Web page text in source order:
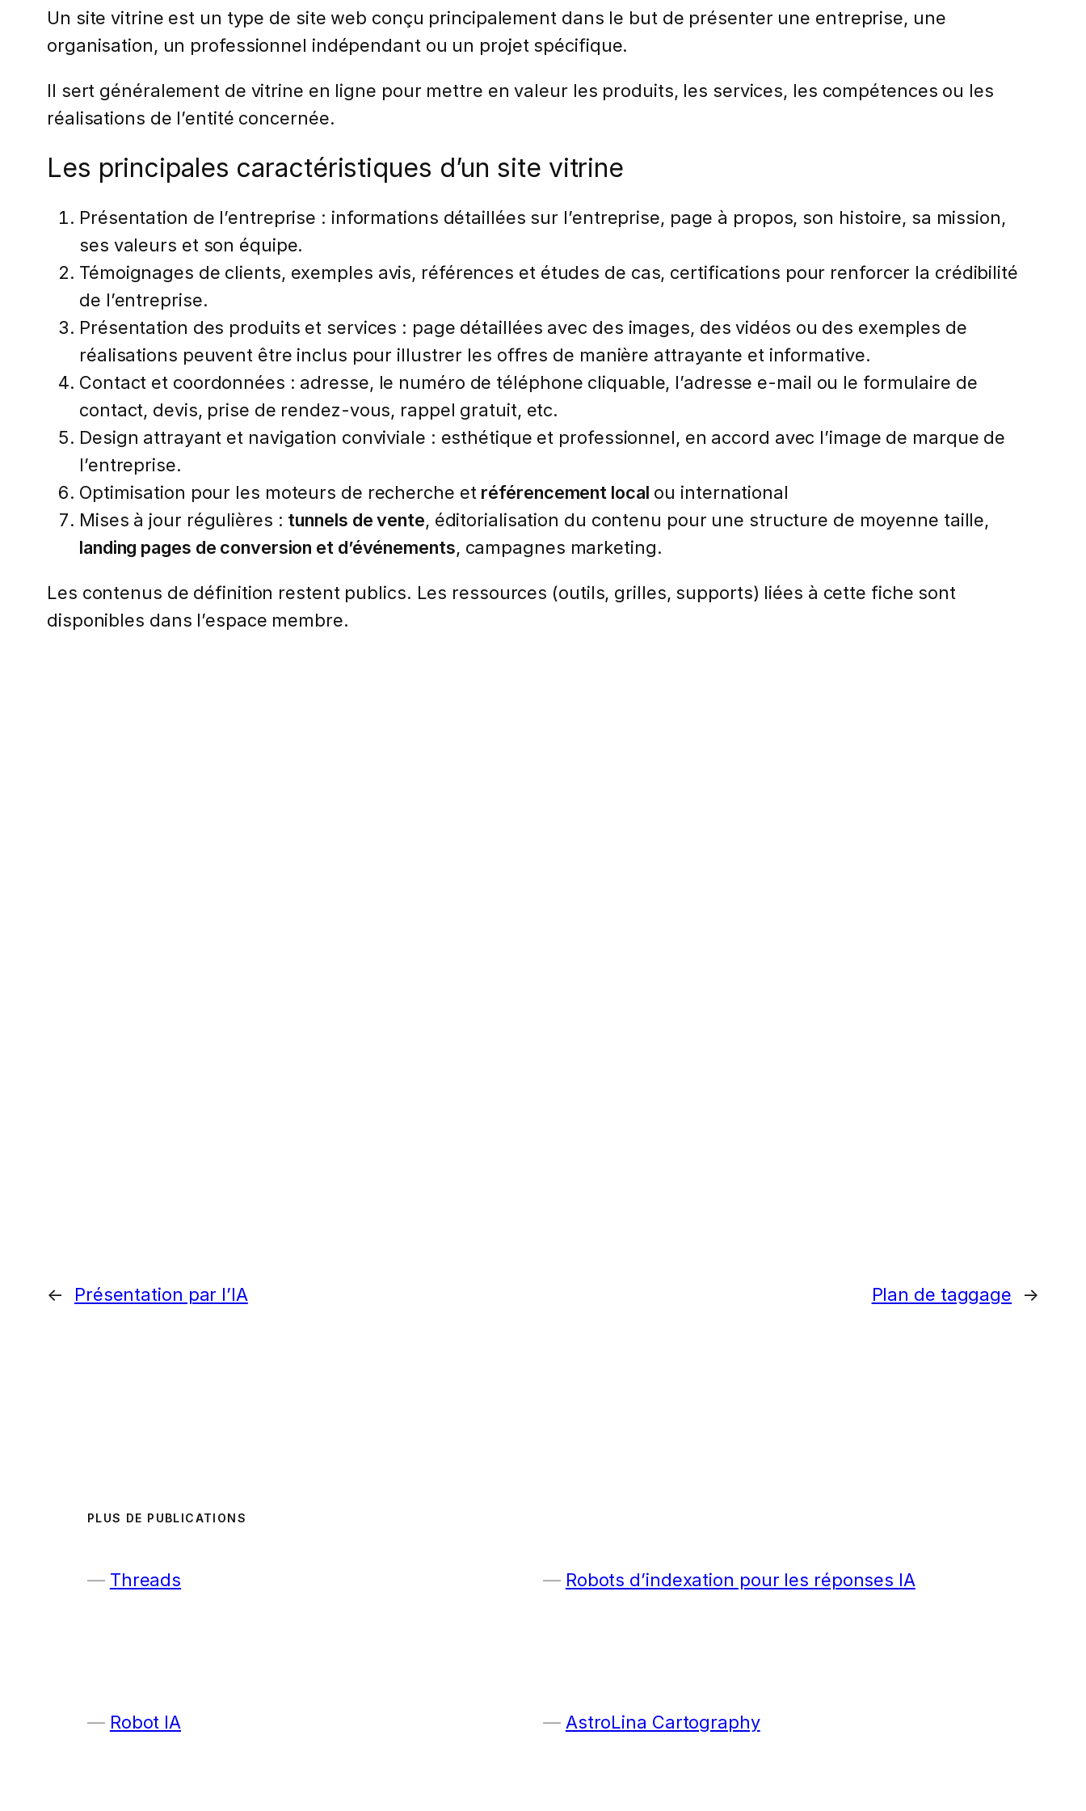
Un site vitrine est un type de site web conçu principalement dans le but de présenter une entreprise, une
organisation, un professionnel indépendant ou un projet spécifique.
Il sert généralement de vitrine en ligne pour mettre en valeur les produits, les services, les compétences ou les
réalisations de l’entité concernée.
Les principales caractéristiques d’un site vitrine
Présentation de l’entreprise : informations détaillées sur l’entreprise, page à propos, son histoire, sa mission,
ses valeurs et son équipe.
Témoignages de clients, exemples avis, références et études de cas, certifications pour renforcer la crédibilité
de l’entreprise.
Présentation des produits et services : page détaillées avec des images, des vidéos ou des exemples de
réalisations peuvent être inclus pour illustrer les offres de manière attrayante et informative.
Contact et coordonnées : adresse, le numéro de téléphone cliquable, l’adresse e-mail ou le formulaire de
contact, devis, prise de rendez-vous, rappel gratuit, etc.
Design attrayant et navigation conviviale : esthétique et professionnel, en accord avec l’image de marque de
l’entreprise.
Optimisation pour les moteurs de recherche et référencement local ou international
Mises à jour régulières : tunnels de vente, éditorialisation du contenu pour une structure de moyenne taille,
landing pages de conversion et d’événements, campagnes marketing.
Les contenus de définition restent publics. Les ressources (outils, grilles, supports) liées à cette fiche sont
disponibles dans l’espace membre.
← Présentation par l’IA Plan de taggage →
PLUS DE PUBLICATIONS
Threads Robots d’indexation pour les réponses IA
Robot IA AstroLina Cartography